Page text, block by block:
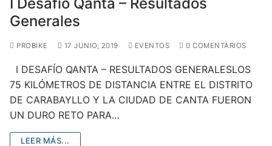
Generales
PROBIKE 17 JUNIO, 2019 EVENTOS 0 COMENTARIOS
I DESAFÍO QANTA – RESULTADOS GENERALESLOS
75 KILÓMETROS DE DISTANCIA ENTRE EL DISTRITO
DE CARABAYLLO Y LA CIUDAD DE CANTA FUERON
UN DURO RETO PARA…
LEER MÁS...